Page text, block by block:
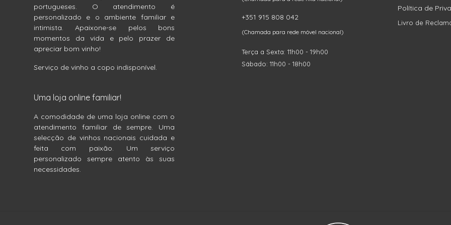
portugueses. O atendimento é
personalizado e o ambiente familiar e
intimista. Apaixone-se pelos bons
momentos da vida e pelo prazer de
apreciar bom vinho!
Serviço de vinho a copo indisponível.
Uma loja online familiar!
A comodidade de uma loja online com o
atendimento familiar de sempre. Uma
selecção de vinhos nacionais cuidada e
feita com paixão. Um serviço
personalizado sempre atento às suas
necessidades.
+351 915 808 042
(Chamada para rede móvel nacional)
Terça a Sexta: 11h00 - 19h00
Sábado: 11h00 - 18h00
Política de
Livro de